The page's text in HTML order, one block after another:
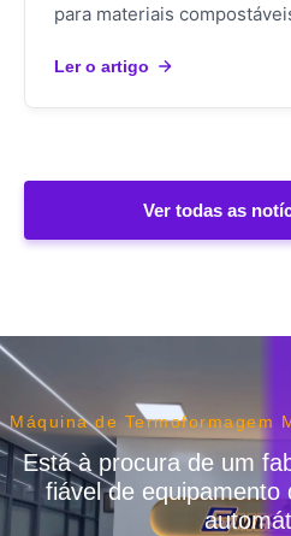
para materiais
Ler o artigo
Ver todas as
Máquina de Termoformagem
Está à procura de um
fiável de equipamento